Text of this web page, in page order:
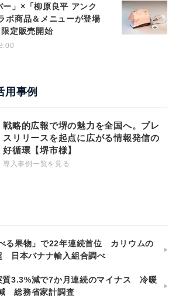
ー」×「柳原良平 アンク
ボ商品＆メニューが登場
定販売開始
用事例
戦略的広報で堺の魅力を全国へ。プレ
スリリースを起点に広がる情報発信の
好循環【堺市様】
導入事例一覧を見る
る果物」で22年連続首位 カリウムの
日本バナナ輸入組合調べ
質3.3%減で7か月連続のマイナス 冷暖
総務省家計調査